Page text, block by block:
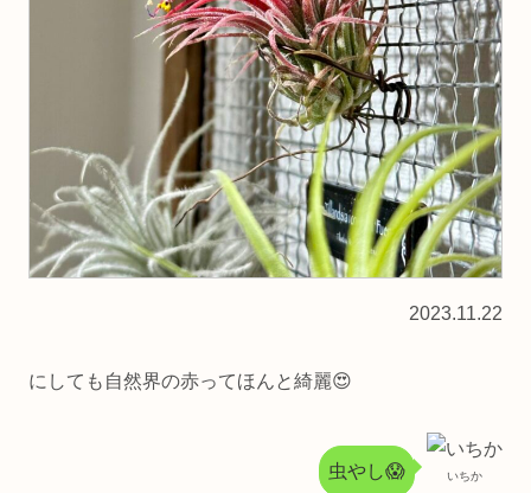
2023.11.22
にしても自然界の赤ってほんと綺麗😍
いちか
虫やし😱